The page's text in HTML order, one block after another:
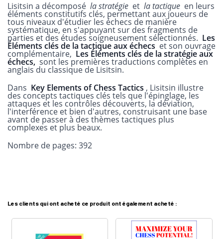
Lisitsin a décomposé la stratégie et la tactique en leurs
éléments constitutifs clés, permettant aux joueurs de
tous niveaux d'étudier les échecs de manière
systématique, en s'appuyant sur des fragments de
parties et des études soigneusement sélectionnés. Les
Éléments clés de la tactique aux échecs et son ouvrage
complémentaire, Les Éléments clés de la stratégie aux
échecs, sont les premières traductions complètes en
anglais du classique de Lisitsin.
Dans Key Elements of Chess Tactics , Lisitsin illustre
des concepts tactiques clés tels que l'épinglage, les
attaques et les contrôles découverts, la déviation,
l'interférence et bien d'autres, construisant une base
avant de passer à des thèmes tactiques plus
complexes et plus beaux.
Nombre de pages: 392
Les clients qui ont acheté ce produit ont également acheté :